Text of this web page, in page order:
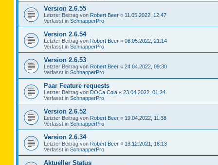
Version 2.6.55
Letzter Beitrag von Robert Beer « 11.05.2022, 12:47
Verfasst in SchnapperPro
Version 2.6.54
Letzter Beitrag von Robert Beer « 08.05.2022, 21:14
Verfasst in SchnapperPro
Version 2.6.53
Letzter Beitrag von Robert Beer « 24.04.2022, 09:30
Verfasst in SchnapperPro
Paar Feature requests
Letzter Beitrag von DOCa Cola « 23.04.2022, 01:24
Verfasst in SchnapperPro
Version 2.6.52
Letzter Beitrag von Robert Beer « 19.04.2022, 11:38
Verfasst in SchnapperPro
Version 2.6.34
Letzter Beitrag von Robert Beer « 13.12.2021, 18:13
Verfasst in SchnapperPro
Aktueller Status